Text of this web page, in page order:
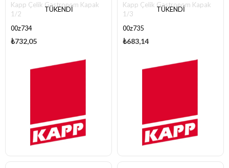
TÜKENDI
Kapp Çelik Gastronom Kapak
1/2
00z734
₺732,05
TÜKENDI
Kapp Çelik Gastronom Kapak
1/3
00z735
₺683,14